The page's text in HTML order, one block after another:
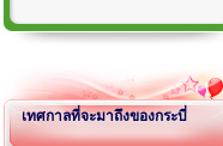
เทศกาลที่จะมาถึงของกระบี่